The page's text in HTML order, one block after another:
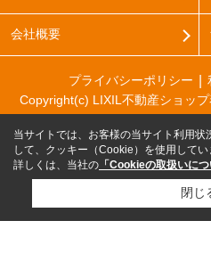
会社概要
プライバシーポリシー
Copyright(c) LIXIL不動産ショッ
当サイトでは、お客様の当サイト利用状
して、クッキー（Cookie）を使用してい
詳しくは、当社の 「Cookieの取扱いにつ
閉じ